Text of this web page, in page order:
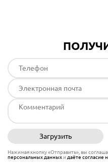
Загрузить
Нажимая кнопку «Отправить», вы
персональных данныхи даёте согласие